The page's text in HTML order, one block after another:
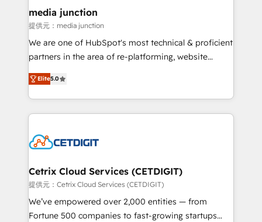
Mexico, USA, and Portugal—we've executed over a
hundred successful operations. Our approach,
rooted in RevOps principles, integrates analysis,
training, planning, and qualification. Leveraging
inbound marketing tactics, we focus on
understanding, nurturing, and converting leads.
competitive market.
media junction
提供元：media junction
We are one of HubSpot's most technical & proficient
partners in the area of re-platforming, website
design & development. We specialize in multi-hub
implementations for mid-market & enterprise
companies. We are woman-owned, powered by
coffee, and we ❤️ dogs. We produce award-winning
Impact Award 🏆2022 Technical Expertise Impact
Award 🏆2020 Elite Solutions Partner 🏆2019
Integrations HubSpot Impact Award 🏆2019
Marketing Enablement HubSpot Impact Award 🏆
2018 Website Design HubSpot Impact Award 🏆2017
Elite5.0
Cetrix Cloud Services (CETDIGIT)
提供元：Cetrix Cloud Services (CETDIGIT)
We’ve empowered over 2,000 entities — from
Fortune 500 companies to fast-growing startups